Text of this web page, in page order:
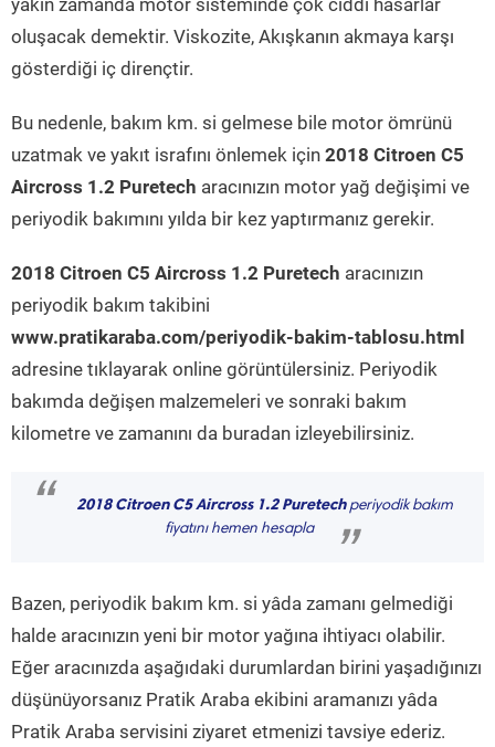
yakın zamanda motor sisteminde çok ciddi hasarlar
oluşacak demektir. Viskozite, Akışkanın akmaya karşı
gösterdiği iç dirençtir.
Bu nedenle, bakım km. si gelmese bile motor ömrünü
uzatmak ve yakıt israfını önlemek için 2018 Citroen C5
Aircross 1.2 Puretech aracınızın motor yağ değişimi ve
periyodik bakımını yılda bir kez yaptırmanız gerekir.
2018 Citroen C5 Aircross 1.2 Puretech aracınızın
periyodik bakım takibini
www.pratikaraba.com/periyodik-bakim-tablosu.html
adresine tıklayarak online görüntülersiniz. Periyodik
bakımda değişen malzemeleri ve sonraki bakım
kilometre ve zamanını da buradan izleyebilirsiniz.
“ 2018 Citroen C5 Aircross 1.2 Puretechperiyodik bakım
fiyatını hemen hesapla
”
Bazen, periyodik bakım km. si yâda zamanı gelmediği
halde aracınızın yeni bir motor yağına ihtiyacı olabilir.
Eğer aracınızda aşağıdaki durumlardan birini yaşadığınızı
düşünüyorsanız Pratik Araba ekibini aramanızı yâda
Pratik Araba servisini ziyaret etmenizi tavsiye ederiz.